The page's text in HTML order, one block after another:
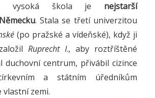
vysoká škola je nejstarší
. Stala se třetí univerzitou
(po pražské a vídeňské), když ji
Ruprecht I., aby roztříštěné
duchovní centrum, přivábil cizince
a státním úředníkům
vlastní zemi.